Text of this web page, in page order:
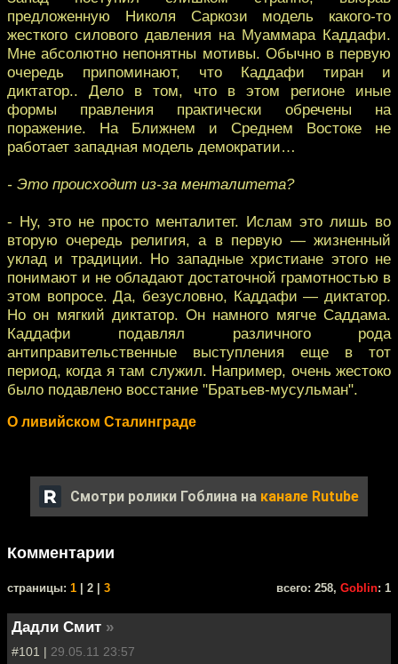
предложенную Николя Саркози модель какого-то
жесткого силового давления на Муаммара Каддафи.
Мне абсолютно непонятны мотивы. Обычно в первую
очередь припоминают, что Каддафи тиран и
диктатор.. Дело в том, что в этом регионе иные
формы правления практически обречены на
поражение. На Ближнем и Среднем Востоке не
работает западная модель демократии…
- Это происходит из-за менталитета?
- Ну, это не просто менталитет. Ислам это лишь во
вторую очередь религия, а в первую — жизненный
уклад и традиции. Но западные христиане этого не
понимают и не обладают достаточной грамотностью в
этом вопросе. Да, безусловно, Каддафи — диктатор.
Но он мягкий диктатор. Он намного мягче Саддама.
Каддафи подавлял различного рода
антиправительственные выступления еще в тот
период, когда я там служил. Например, очень жестоко
было подавлено восстание "Братьев-мусульман".
О ливийском Сталинграде
Смотри ролики Гоблина на канале Rutube
Комментарии
cтраницы: 1 | 2 | 3 всего: 258, Goblin: 1
Дадли Смит »
#101 | 29.05.11 23:57